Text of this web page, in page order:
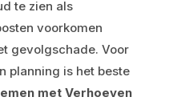
te zien als
voorkomen
gevolgschade. Voor
planning is het beste
met Verhoeven